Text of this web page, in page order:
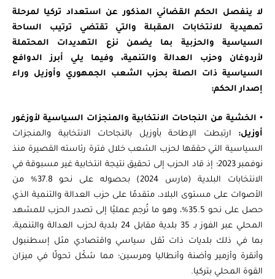
لا ينفصل الحكم القضائي المذكور عن استعداد تركيا لمرحلة
تمهيدية للانتخابات المقبلة والتي تقتضي ترتيب الساحة
السياسية والحزبية بما يضمن نزع التهديدات المحتملة
لأردوغان وحزب العدالة والتنمية، وفيما يلي أبرز الدوافع
السياسية ذات الصلة بحزب الشعب الجمهوري وأوزيل وراء
إصدار الحكم:
الخشية من النجاحات الانتخابية والمنجزات السياسية لأوزغور
أوزيل:
ارتبطت الإطاحة بأوزيل بالنجاحات الانتخابية والمنجزات
السياسية التي حققها لحزب الشعب خلال فترة رئاسته القصيرة منذ
نوفمبر 2023؛ إذ قاد الحزب إلى تحقيق نتيجة انتخابية غير مسبوقة في
الانتخابات البلدية (مارس 2024) بحصوله على نحو 37.8% من
الأصوات على مستوى البلاد، متقدمًا على حزب العدالة والتنمية الذي
حصل على نحو 35.5%، وهو ما تُرجم عمليًا إلى تصدر الحزب للمشهد
المحلي عبر الفوز بـ 35 بلدية مقابل 24 بلدية لحزب العدالة والتنمية،
بما في ذلك بلديات ذات ثقل سياسي واقتصادي مثل إسطنبول
وأنقرة وأزمير وأضنة وأنطاليا ومرسين؛ مما شكّل تحولًا في ميزان
القوة المحلي بتركيا.